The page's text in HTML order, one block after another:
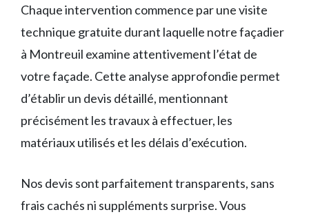
Chaque intervention commence par une visite
technique gratuite durant laquelle notre façadier
à Montreuil examine attentivement l’état de
votre façade. Cette analyse approfondie permet
d’établir un devis détaillé, mentionnant
précisément les travaux à effectuer, les
matériaux utilisés et les délais d’exécution.
Nos devis sont parfaitement transparents, sans
frais cachés ni suppléments surprise. Vous